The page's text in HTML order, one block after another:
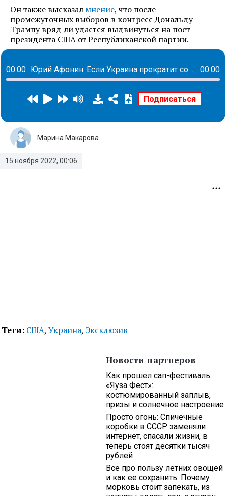
Он также высказал мнение, что после
промежуточных выборов в конгресс Дональду
Трампу вряд ли удастся выдвинуться на пост
президента США от Республиканской партии.
00:00 Юрий Афонин: Если Украина прекратит сопротивление, она не потеряет свою государственность 00:00
15 ноября 2022, 00:06
Марина Макарова
Теги: США, Украина, Эксклюзив
Новости партнеров
Как прошел сап-фестиваль
«Яуза Фест»:
костюмированный заплыв,
призы и солнечное настроение
Просто огонь: Спичечные
коробки в СССР заменяли
интернет, спасали жизни, в
теперь стоят десятки тысяч
рублей
Все про пользу летних овощей
и как ее сохранить: Почему
морковь стоит запекать, из